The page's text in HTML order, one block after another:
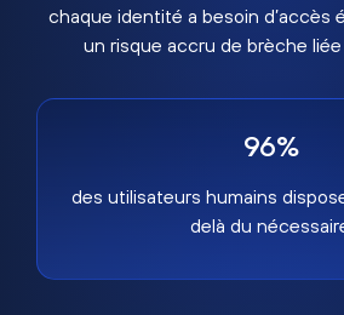
chaque identité a besoin d’accès
un risque accru de brèche
96%
des utilisateurs humains
delà du